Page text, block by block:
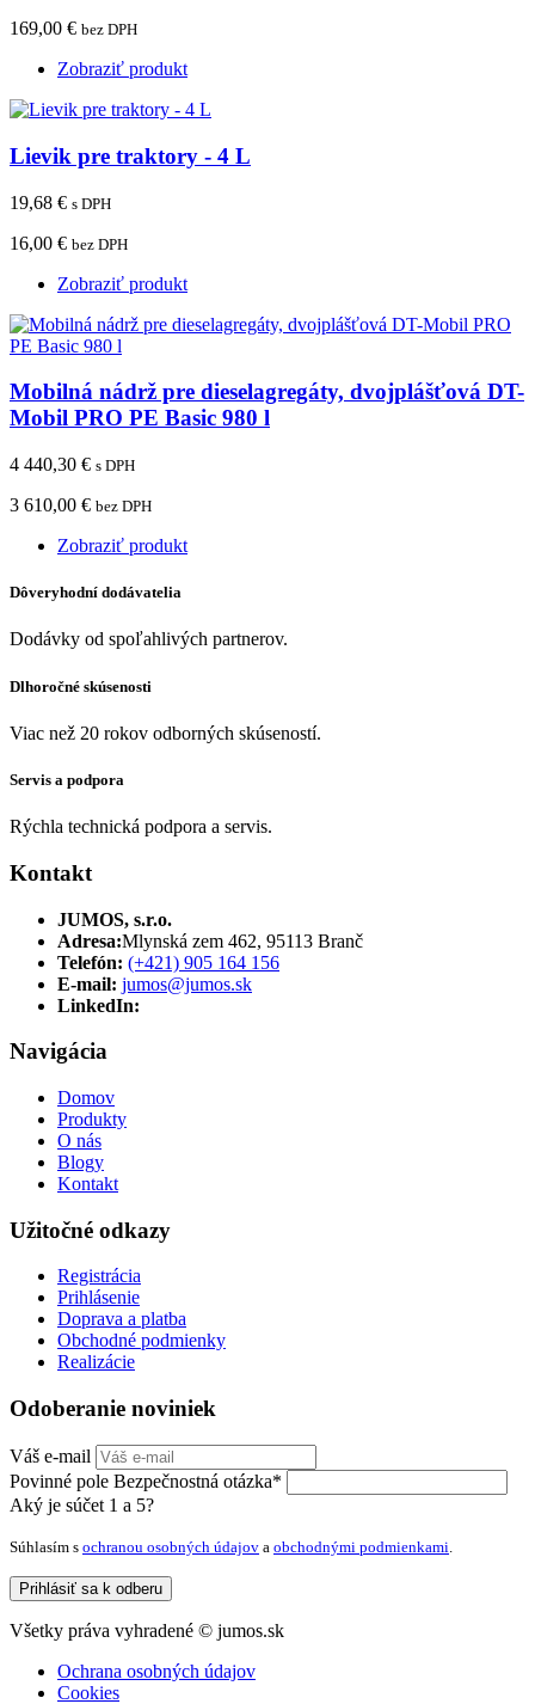
169,00 € bez DPH
Zobraziť produkt
Lievik pre traktory - 4 L
19,68 € s DPH
16,00 € bez DPH
Zobraziť produkt
Mobilná nádrž pre dieselagregáty, dvojplášťová DT-
Mobil PRO PE Basic 980 l
4 440,30 € s DPH
3 610,00 € bez DPH
Zobraziť produkt
Dôveryhodní dodávatelia
Dodávky od spoľahlivých partnerov.
Dlhoročné skúsenosti
Viac než 20 rokov odborných skúseností.
Servis a podpora
Rýchla technická podpora a servis.
Kontakt
JUMOS, s.r.o.
Adresa:Mlynská zem 462, 95113 Branč
Telefón: (+421) 905 164 156
E-mail: jumos@jumos.sk
LinkedIn:
Navigácia
Domov
Produkty
O nás
Blogy
Kontakt
Užitočné odkazy
Registrácia
Prihlásenie
Doprava a platba
Obchodné podmienky
Realizácie
Odoberanie noviniek
Váš e-mail
Povinné pole Bezpečnostná otázka*
Aký je súčet 1 a 5?
Súhlasím s ochranou osobných údajov a obchodnými podmienkami
Prihlásiť sa k odberu
Všetky práva vyhradené © jumos.sk
Ochrana osobných údajov
Cookies